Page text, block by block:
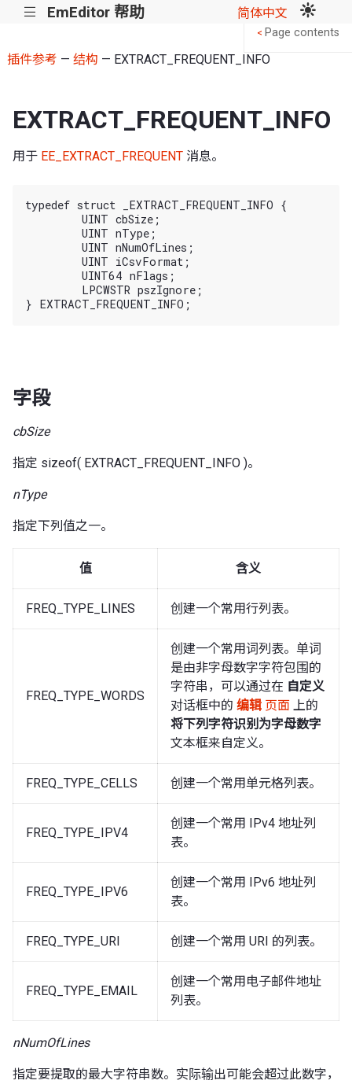
||| EmEditor 帮助 简体中文
插件参考 — 结构 — EXTRACT_FREQUENT_INFO
EXTRACT_FREQUENT_INFO
用于 EE_EXTRACT_FREQUENT 消息。
typedef struct _EXTRACT_FREQUENT_INFO {
字段
cbSize
指定 sizeof( EXTRACT_FREQUENT_INFO )。
nType
指定下列值之一。
值 含义
FREQ_TYPE_LINES 创建一个常用行列表。
FREQ_TYPE_WORDS
创建一个常用词列表。单词
是由非字母数字字符包围的
字符串，可以通过在 自定义
对话框中的 编辑 页面 上的
将下列字符识别为字母数字
文本框来自定义。
FREQ_TYPE_CELLS 创建一个常用单元格列表。
FREQ_TYPE_IPV4
创建一个常用 IPv4 地址列
表。
FREQ_TYPE_IPV6
创建一个常用 IPv6 地址列
表。
FREQ_TYPE_URI 创建一个常用 URI 的列表。
FREQ_TYPE_EMAIL
创建一个常用电子邮件地址
列表。
nNumOfLines
指定要提取的最大字符串数。实际输出可能会超过此数字，
< Page contents